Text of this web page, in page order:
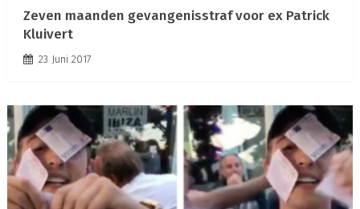
Zeven maanden gevangenisstraf voor ex Patrick
Kluivert
23 Juni 2017